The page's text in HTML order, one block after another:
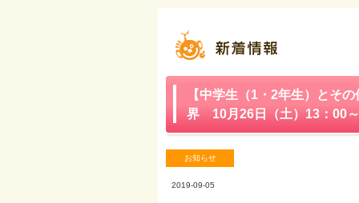
【中学生（1・2年生）とそ
界 10月26日（土）13：00
お知らせ
2019-09-05